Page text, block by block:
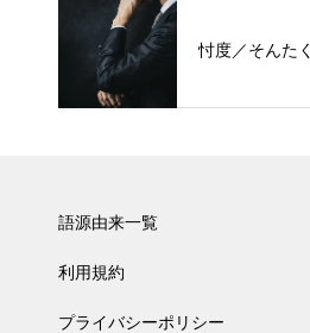
忖度／そんたく
語源由来一覧
利用規約
プライバシーポリシー